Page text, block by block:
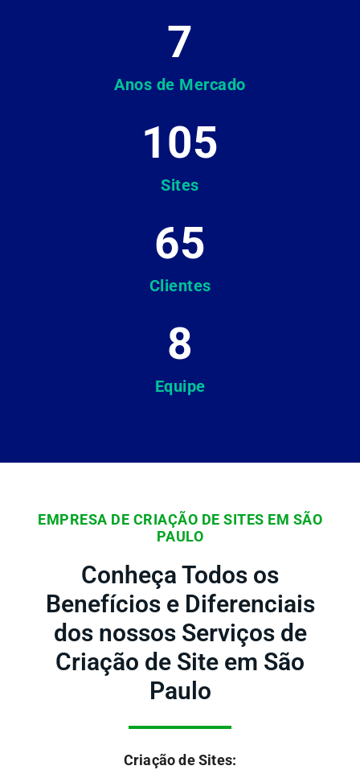
Anos de Mercado
7
Sites
105
Clientes
65
Equipe
8
EMPRESA DE CRIAÇÃO DE SITES EM SÃO
PAULO
Conheça Todos os
Benefícios e Diferenciais
dos nossos Serviços de
Criação de Site em São
Paulo
Criação de Sites: